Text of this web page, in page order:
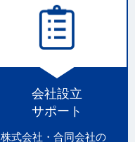
会社設立
サポート
株式会社・合同会社の